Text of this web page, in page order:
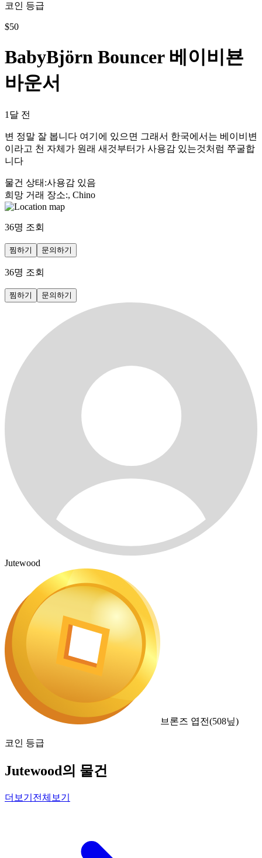
코인 등급
$50
BabyBjörn Bouncer 베이비뵨
바운서
1달 전
변 정말 잘 봅니다 여기에 있으면 그래서 한국에서는 베이비변
이라고 천 자체가 원래 새것부터가 사용감 있는것처럼 쭈굴합
니다
물건 상태 :사용감 있음
희망 거래 장소:, Chino
36명 조회
찜하기 문의하기
36명 조회
찜하기 문의하기
Jutewood
브론즈 엽전(508닢)
코인 등급
Jutewood의 물건
더보기 전체보기